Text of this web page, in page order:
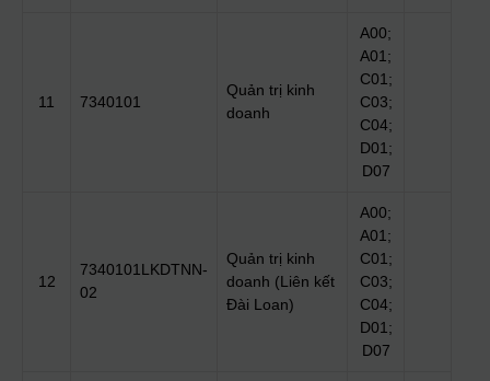
11 7340101
Quản trị kinh
doanh
A00;
A01;
C01;
C03;
C04;
D01;
D07
12
7340101LKDTNN-
02
Quản trị kinh
doanh (Liên kết
Đài Loan)
A00;
A01;
C01;
C03;
C04;
D01;
D07